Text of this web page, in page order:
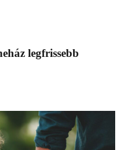
legfrissebb